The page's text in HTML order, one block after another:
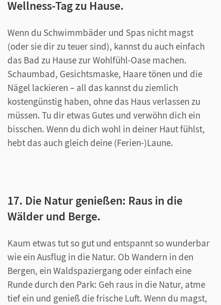
Wellness-Tag zu Hause.
Wenn du Schwimmbäder und Spas nicht magst
(oder sie dir zu teuer sind), kannst du auch einfach
das Bad zu Hause zur Wohlfühl-Oase machen.
Schaumbad, Gesichtsmaske, Haare tönen und die
Nägel lackieren – all das kannst du ziemlich
kostengünstig haben, ohne das Haus verlassen zu
müssen. Tu dir etwas Gutes und verwöhn dich ein
bisschen. Wenn du dich wohl in deiner Haut fühlst,
hebt das auch gleich deine (Ferien-)Laune.
17. Die Natur genießen: Raus in die
Wälder und Berge.
Kaum etwas tut so gut und entspannt so wunderbar
wie ein Ausflug in die Natur. Ob Wandern in den
Bergen, ein Waldspaziergang oder einfach eine
Runde durch den Park: Geh raus in die Natur, atme
tief ein und genieß die frische Luft. Wenn du magst,